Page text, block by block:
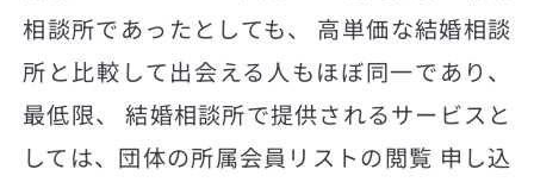
相談所であったとしても、 高単価な結婚相談
所と比較して出会える人もほぼ同一であり、
最低限、 結婚相談所で提供されるサービスと
しては、団体の所属会員リストの閲覧 申し込